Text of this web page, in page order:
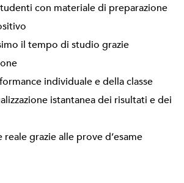
con materiale di preparazione
il tempo di studio grazie
individuale e della classe
istantanea dei risultati e dei
reale grazie alle prove d’esame